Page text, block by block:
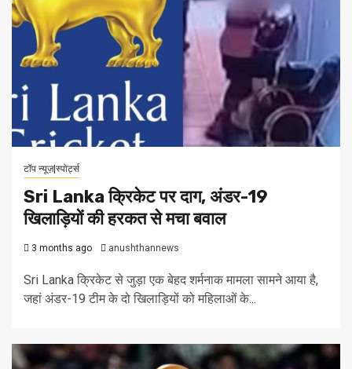
टॉप न्यूज़|स्पोर्ट्स
Sri Lanka क्रिकेट पर दाग, अंडर-19
खिलाड़ियों की हरकत से मचा बवाल
3 months ago anushthannews
Sri Lanka क्रिकेट से जुड़ा एक बेहद शर्मनाक मामला सामने आया है,
जहां अंडर-19 टीम के दो खिलाड़ियों को महिलाओं के...